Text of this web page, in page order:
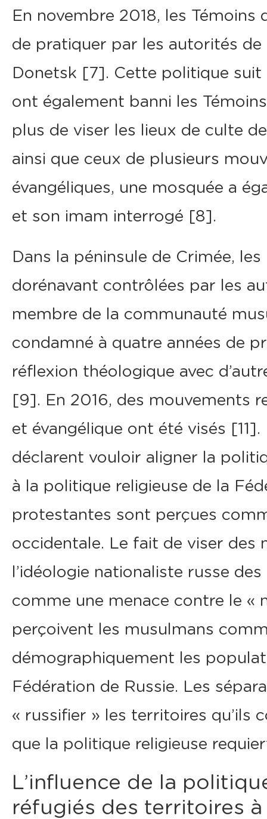
En novembre 2018, les
de pratiquer par les autorités
Donetsk [7]. Cette politique suit
ont également banni les
plus de viser les lieux de culte
ainsi que ceux de plusieurs
évangéliques, une mosquée a
et son imam interrogé [8].
Dans la péninsule de Crimée,
dorénavant contrôlées par les
membre de la communauté
condamné à quatre années de
réflexion théologique avec
[9]. En 2016, des mouvements
et évangélique ont été visés
déclarent vouloir aligner la
à la politique religieuse de la
protestantes sont perçues
occidentale. Le fait de viser des
l’idéologie nationaliste russe
comme une menace contre le «
perçoivent les musulmans
démographiquement les
Fédération de Russie. Les
« russifier » les territoires qu’ils
que la politique religieuse
L’influence de la
réfugiés des territoires à